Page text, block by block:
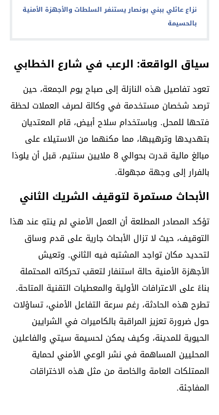
نزاع عائلي ببني بونصار يستنفر السلطات والأجهزة الأمنية
بالحسيمة
سياق الواقعة: الرعب في شارع الخطابي
تعود تفاصيل هذه النازلة إلى صباح يوم الجمعة، حين
ترصد شخصان مستخدمة في وكالة لصرف العملات لحظة
فتحها للمحل. وباستخدام سلاح أبيض، قام المعتديان
بتهديدها وترهيبها، مما مكنهما من الاستيلاء على
مبالغ مالية قدرت بحوالي 8 ملايين سنتيم، قبل أن يلوذا
بالفرار إلى وجهة مجهولة.
الأبحاث مستمرة لتوقيف الشريك الثاني
تؤكد المصادر المطلعة أن العمل الأمني لم ينتهِ عند هذا
التوقيف، حيث لا تزال الأبحاث جارية على قدم وساق
لتحديد مكان تواجد المشتبه فيه الثاني. وتعيش
الأجهزة الأمنية حالة استنفار لتعقب تحركاته المحتملة
بناءً على الاعترافات الأولية والمعطيات التقنية المتاحة.
تطرح هذه الحادثة، رغم سرعة التفاعل الأمني، تساؤلات
حول ضرورة تعزيز المراقبة بالكاميرات في الشرايين
الحيوية للمدينة، وكيف يمكن لحسيمة سيتي والفاعلين
المحليين المساهمة في نشر الوعي الأمني لحماية
الممتلكات العامة والخاصة من مثل هذه الاختراقات
المفاجئة.